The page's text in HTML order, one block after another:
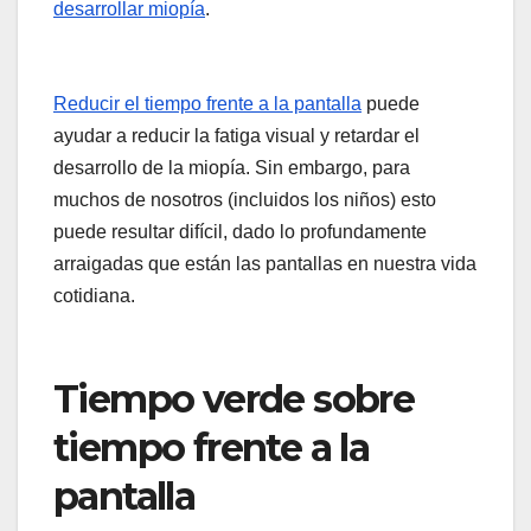
desarrollar miopía.
Reducir el tiempo frente a la pantalla puede
ayudar a reducir la fatiga visual y retardar el
desarrollo de la miopía. Sin embargo, para
muchos de nosotros (incluidos los niños) esto
puede resultar difícil, dado lo profundamente
arraigadas que están las pantallas en nuestra vida
cotidiana.
Tiempo verde sobre
tiempo frente a la
pantalla